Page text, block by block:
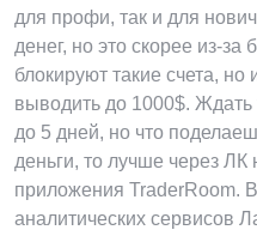
для профи, так и для
денег, но это скорее из-за
блокируют такие счета,
выводить до 1000$. Ждать
до 5 дней, но что
деньги, то лучше через ЛК
приложения TraderRoom.
аналитических сервисов